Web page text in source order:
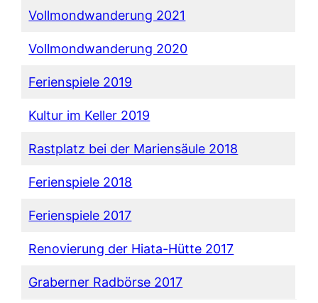
Vollmondwanderung 2021
Vollmondwanderung 2020
Ferienspiele 2019
Kultur im Keller 2019
Rastplatz bei der Mariensäule 2018
Ferienspiele 2018
Ferienspiele 2017
Renovierung der Hiata-Hütte 2017
Graberner Radbörse 2017